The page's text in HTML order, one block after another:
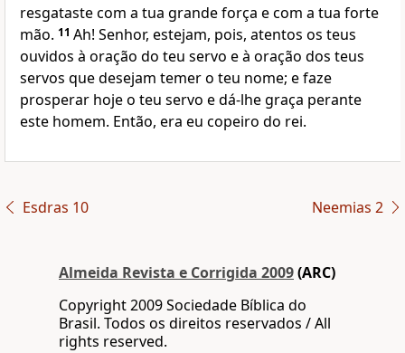
resgataste com a tua grande força e com a tua forte
mão. 11 Ah! Senhor, estejam, pois, atentos os teus
ouvidos à oração do teu servo e à oração dos teus
servos que desejam temer o teu nome; e faze
prosperar hoje o teu servo e dá-lhe graça perante
este homem. Então, era eu copeiro do rei.
Esdras 10 Neemias 2
Almeida Revista e Corrigida 2009(ARC)
Copyright 2009 Sociedade Bíblica do
Brasil. Todos os direitos reservados / All
rights reserved.